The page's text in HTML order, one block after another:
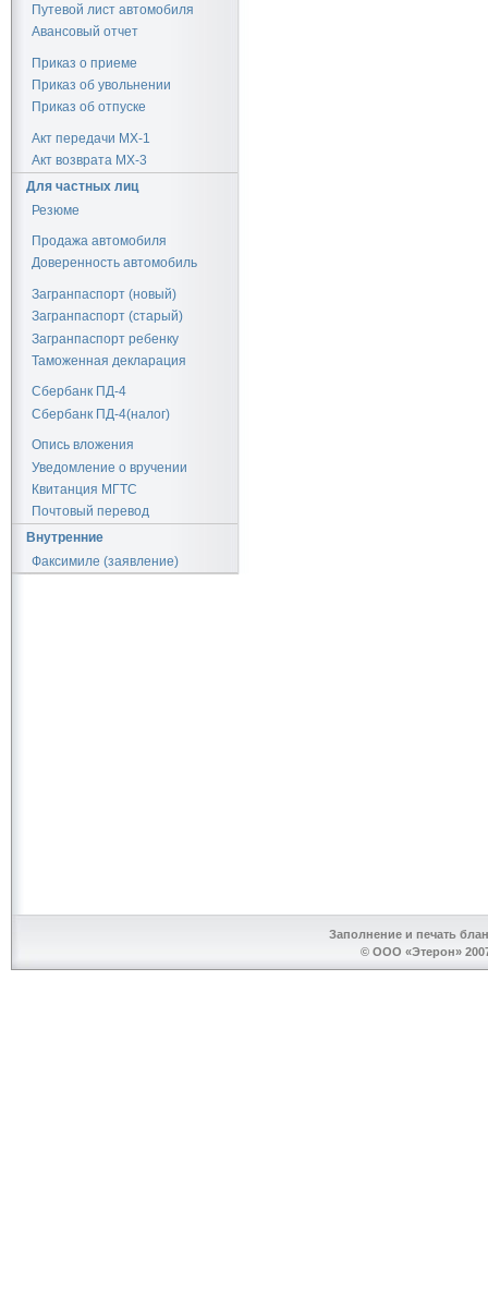
Путевой лист автомобиля
Авансовый отчет
Приказ о приеме
Приказ об увольнении
Приказ об отпуске
Акт передачи МХ-1
Акт возврата МХ-3
Для частных лиц
Резюме
Продажа автомобиля
Доверенность автомобиль
Загранпаспорт (новый)
Загранпаспорт (старый)
Загранпаспорт ребенку
Таможенная декларация
Сбербанк ПД-4
Сбербанк ПД-4(налог)
Опись вложения
Уведомление о вручении
Квитанция МГТС
Почтовый перевод
Внутренние
Факсимиле (заявление)
Заполнение и печать
© ООО «Этерон»